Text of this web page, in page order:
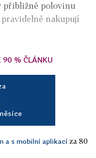
přibližně polovinu
nakupují
90 % ČLÁNKU
a s mobilní aplikací za 80